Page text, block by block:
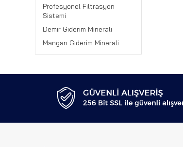
Profesyonel Filtrasyon
Sistemi
Demir Giderim Minerali
Mangan Giderim Minerali